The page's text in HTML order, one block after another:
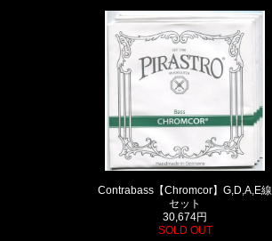
Contrabass【Chromcor】G,D,A,E線
セット
30,674円
SOLD OUT